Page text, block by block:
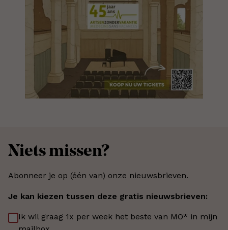
Niets missen?
Abonneer je op (één van) onze nieuwsbrieven.
Je kan kiezen tussen deze gratis nieuwsbrieven:
Ik wil graag 1x per week het beste van MO* in mijn